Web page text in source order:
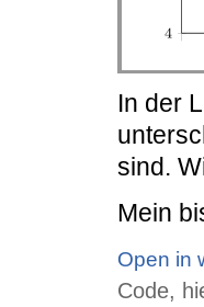
In der
sind.
Mein
Open in
Code,